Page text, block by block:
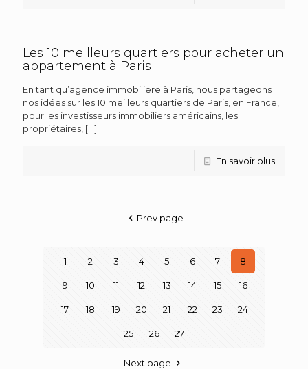
Les 10 meilleurs quartiers pour acheter un
appartement à Paris
En tant qu’agence immobiliere à Paris, nous partageons
nos idées sur les 10 meilleurs quartiers de Paris, en France,
pour les investisseurs immobiliers américains, les
propriétaires, […]
En savoir plus
Prev page
1 2 3 4 5 6 7 8
9 10 11 12 13 14 15 16
17 18 19 20 21 22 23 24
25 26 27
Next page